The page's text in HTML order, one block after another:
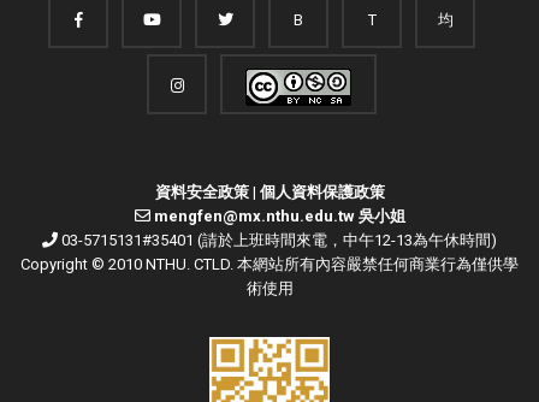
B T 均
資料安全政策| 個人資料保護政策
mengfen@mx.nthu.edu.tw 吳小姐
03-5715131#35401 (請於上班時間來電，中午12-13為午休時間)
Copyright © 2010 NTHU. CTLD. 本網站所有內容嚴禁任何商業行為僅供學
術使用